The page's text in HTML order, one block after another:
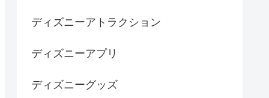
ディズニーアトラクション
ディズニーアプリ
ディズニーグッズ